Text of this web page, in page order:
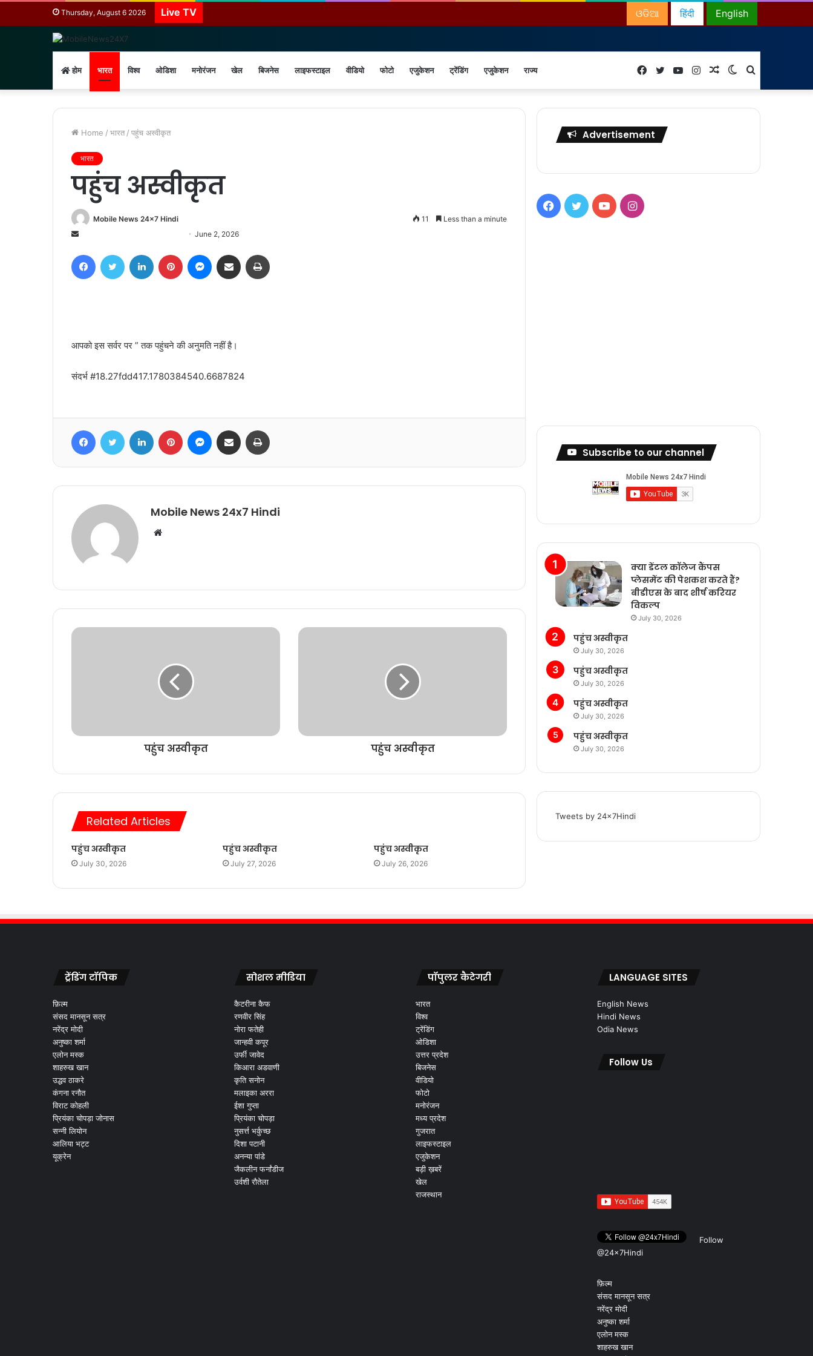
Thursday, August 6 2026 Live TV English
हिंदी
ଓଡିଆ
होम भारत विश्व ओडिशा मनोरंजन खेल बिजनेस लाइफस्टाइल वीडियो फोटो एजुकेशन ट्रेंडिंग एजुकेशन राज्य
for
Switch
skin
Random
Article
Instagram
YouTube
Twitter
Facebook
Home / भारत / पहुंच अस्वीकृत
भारत
पहुंच अस्वीकृत
Mobile News 24x7 Hindi
Send
email
June 2, 2026
11 Less than a minute
FacebookTwitter LinkedIn Pinterest Messenger
Share via Email
आपको इस सर्वर पर ” तक पहुंचने की अनुमति नहीं है।
संदर्भ #18.27fdd417.1780384540.6687824
FacebookTwitter LinkedIn Pinterest Messenger
Share via Email
Mobile News 24x7 Hindi
Website
पहुंच अस्वीकृत पहुंच अस्वीकृत
Related Articles
पहुंच अस्वीकृत
July 30, 2026
पहुंच अस्वीकृत
July 27, 2026
पहुंच अस्वीकृत
July 26, 2026
Advertisement
Facebook
TwitterYouTubeInstagram
Subscribe to our channel
क्या डेंटल कॉलेज कैंपस
प्लेसमेंट की पेशकश करते हैं?
बीडीएस के बाद शीर्ष करियर
विकल्प
July 30, 2026
पहुंच अस्वीकृत
July 30, 2026
पहुंच अस्वीकृत
July 30, 2026
पहुंच अस्वीकृत
July 30, 2026
पहुंच अस्वीकृत
July 30, 2026
Tweets by 24x7Hindi
ट्रेंडिंग टॉपिक
फ़िल्म
संसद मानसून सत्र
नरेंद्र मोदी
अनुष्का शर्मा
एलोन मस्क
शाहरुख खान
उद्धव ठाकरे
कंगना रनौत
विराट कोहली
प्रियंका चोपड़ा जोनास
सन्नी लियोन
आलिया भट्ट
यूक्रेन
सोशल मीडिया
कैटरीना कैफ
रणवीर सिंह
नोरा फतेही
जान्हवी कपूर
उर्फी जावेद
किआरा अडवाणी
कृति सनोन
मलाइका अररा
ईशा गुप्ता
प्रियंका चोपड़ा
नुसर्त्त भर्कुच्छ
दिशा पटानी
अनन्या पांडे
जैकलीन फर्नांडीज
उर्वशी रौतेला
पॉपुलर कैटेगरी
भारत
विश्व
ट्रेंडिंग
ओडिशा
उत्तर प्रदेश
बिजनेस
वीडियो
फोटो
मनोरंजन
मध्य प्रदेश
गुजरात
लाइफस्टाइल
एजुकेशन
बड़ी ख़बरें
खेल
राजस्थान
LANGUAGE SITES
English News
Hindi News
Odia News
Follow Us
Follow
@24x7Hindi
फ़िल्म
संसद मानसून सत्र
नरेंद्र मोदी
अनुष्का शर्मा
एलोन मस्क
शाहरुख खान